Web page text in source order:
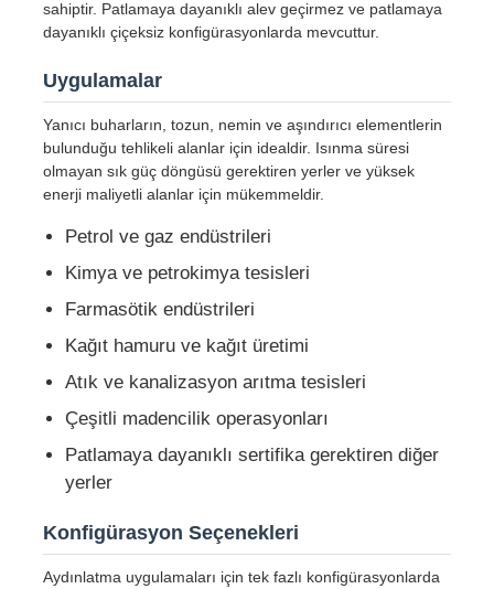
Ana sayfa
Ürünler
Hakkımızda
Fabrika turu
sahiptir. Patlamaya dayanıklı alev geçirmez ve patlamaya
dayanıklı çiçeksiz konfigürasyonlarda mevcuttur.
Uygulamalar
Yanıcı buharların, tozun, nemin ve aşındırıcı elementlerin
bulunduğu tehlikeli alanlar için idealdir. Isınma süresi
olmayan sık güç döngüsü gerektiren yerler ve yüksek
enerji maliyetli alanlar için mükemmeldir.
Petrol ve gaz endüstrileri
Kimya ve petrokimya tesisleri
Farmasötik endüstrileri
Kağıt hamuru ve kağıt üretimi
Atık ve kanalizasyon arıtma tesisleri
Çeşitli madencilik operasyonları
Patlamaya dayanıklı sertifika gerektiren diğer
yerler
Konfigürasyon Seçenekleri
Aydınlatma uygulamaları için tek fazlı konfigürasyonlarda